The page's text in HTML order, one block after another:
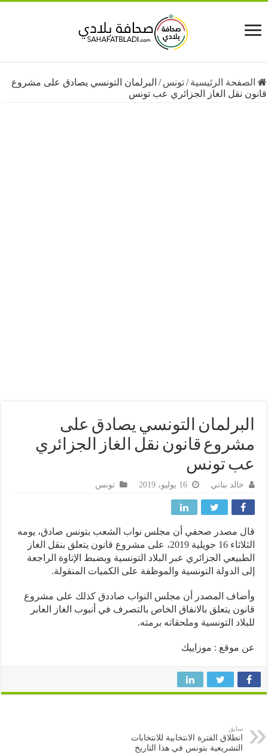
الرئيسية /تونس /البرلمان التونسي يصادق على مشروع
نقل الغاز الجزائري عب تونس
التونسي يصادق على
قانون نقل الغاز الجزائري
تونس
خالد بناني تونس
مصدر صحفي أن مجلس نواب الشعب بتونس صادق، يومه
الثلاثاء 16 جويلية 2019، على مشروع قانون يتعلق بنقل الغاز
الجزائري عبر البلاد التونسية وبضبط الإتاوة الراجعة
الدولة التونسية والموظفة على الكميات المنقولة.
المصدر أن مجلس النواب صاددق كذلك على مشروع
يتعلق بالانفاق الخاص بالتصرف في أنبوب الغاز العابر
التونسية وملحقاته برمته.
موقع : موزاييك
انطلاق الفترة الانتخابية للانتخابات
التشريعية بتونس في هذا التاريخ